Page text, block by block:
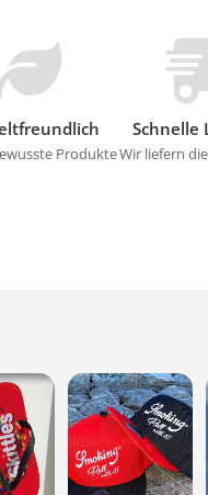
Produkte
Schnelle
Wir liefern